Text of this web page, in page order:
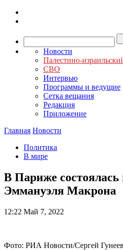
Новости
Палестино-
СВО
Интервью
Программы и ведущие
Сетка вещания
Редакция
Приложение
Главная Новости
Политика
В мире
В Париже состоялась
Эммануэля Макрона
12:22 Май 7, 2022
Фото: РИА Новости/Сергей Гунеев